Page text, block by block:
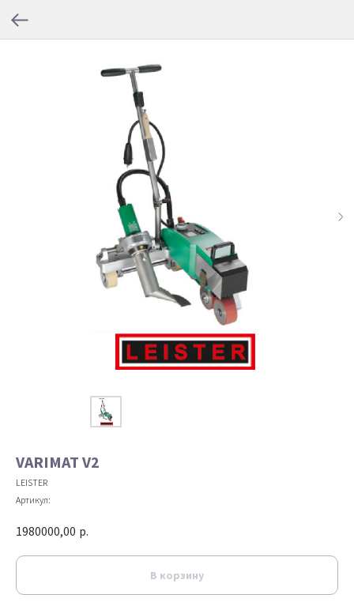
VARIMAT V2
LEISTER
Артикул:
1980000,00 р.
В корзину